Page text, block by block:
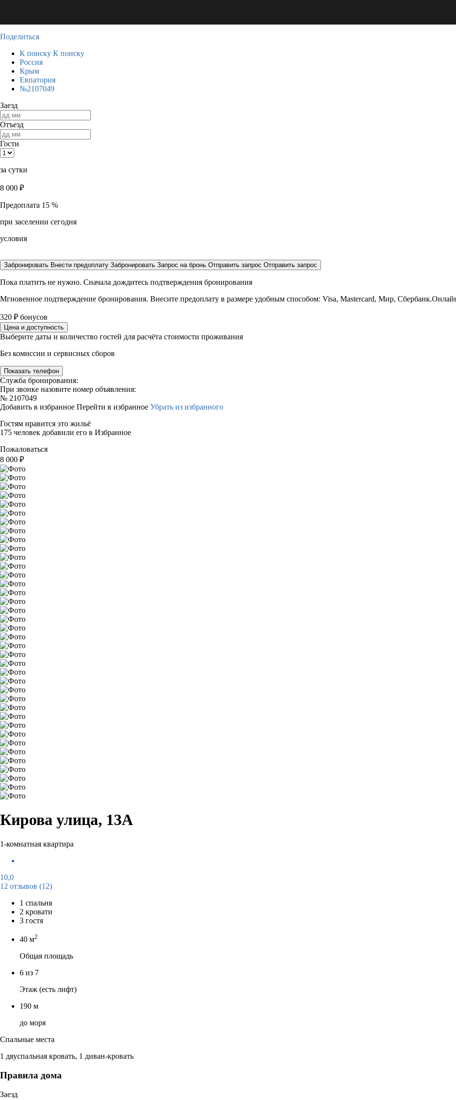
Поделиться
К поиску К поиску
Россия
Крым
Евпатория
№2107049
Заезд
Отъезд
Гости
за сутки
8 000 ₽
Предоплата 15 %
при заселении сегодня
условия
Забронировать Внести предоплату Забронировать Запрос на бронь Отправить запрос Отправить запрос
Пока платить не нужно. Сначала дождитесь подтверждения бронирования
Мгновенное подтверждение бронирования. Внесите предоплату в размере удобным способом: Visa, Mastercard, Мир,
320 ₽ бонусов
Цена и доступность
Выберите даты и количество гостей для расчёта стоимости проживания
Без комиссии и сервисных сборов
Показать телефон
Служба бронирования:
При звонке назовите номер объявления:
№ 2107049
Добавить в избранное Перейти в избранное Убрать из избранного
Гостям нравится это жильё
175 человек добавили его в Избранное
Пожаловаться
8 000 ₽
Кирова улица, 13А
1-комнатная квартира
10,0
12 отзывов (12)
1 спальня
2 кровати
3 гостя
40 м2
Общая площадь
6 из 7
Этаж (есть лифт)
190 м
до моря
Спальные места
1 двуспальная кровать, 1 диван-кровать
Правила дома
Заезд